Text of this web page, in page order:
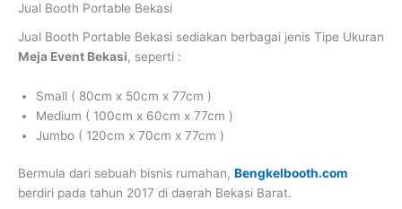
Jual Booth Portable Bekasi
Jual Booth Portable Bekasi sediakan berbagai jenis Tipe Ukuran
Meja Event Bekasi, seperti :
Small ( 80cm x 50cm x 77cm )
Medium ( 100cm x 60cm x 77cm )
Jumbo ( 120cm x 70cm x 77cm )
Bermula dari sebuah bisnis rumahan, Bengkelbooth.com
berdiri pada tahun 2017 di daerah Bekasi Barat.